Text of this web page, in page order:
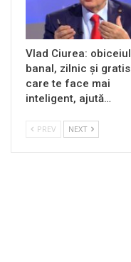
Vlad Ciurea: obiceiul
banal, zilnic și gratis
care te face mai
inteligent, ajută…
PREV NEXT